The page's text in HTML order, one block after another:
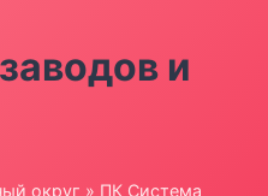
и
округ » ПК Система